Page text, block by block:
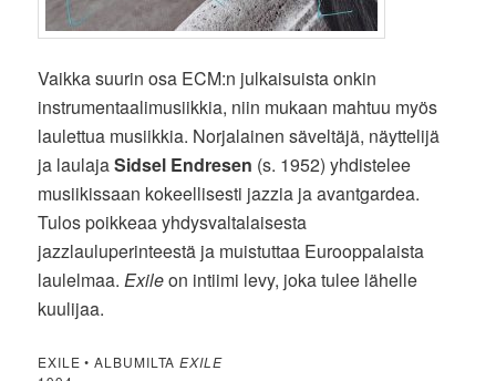
Vaikka suurin osa ECM:n julkaisuista onkin
instrumentaalimusiikkia, niin mukaan mahtuu myös
laulettua musiikkia. Norjalainen säveltäjä, näyttelijä
ja laulajaSidsel Endresen (s. 1952) yhdistelee
musiikissaan kokeellisesti jazzia ja avantgardea.
Tulos poikkeaa yhdysvaltalaisesta
jazzlauluperinteestä ja muistuttaa Eurooppalaista
laulelmaa. Exileon intiimi levy, joka tulee lähelle
kuulijaa.
EXILE • ALBUMILTAEXILE